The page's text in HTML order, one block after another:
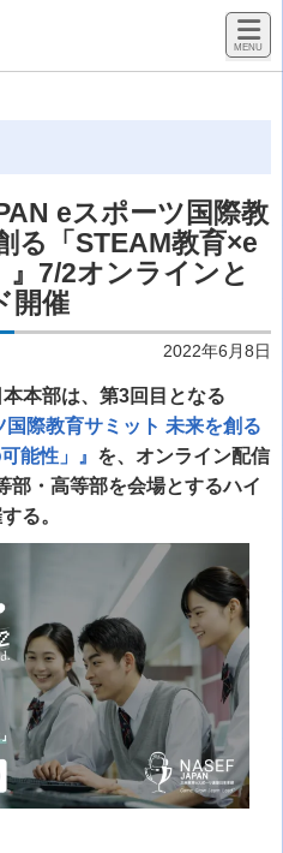
eスポーツ国際教
る「STEAM教育×e
7/2オンラインと
開催
2022年6月8日
本部は、第3回目となる
際教育サミット 未来を創る
能性」』 を、オンライン配信
部・高等部を会場とするハイ
る。